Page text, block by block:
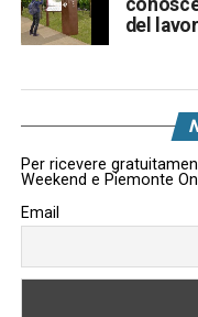
del
Per ricevere
Weekend e Piemonte
Email